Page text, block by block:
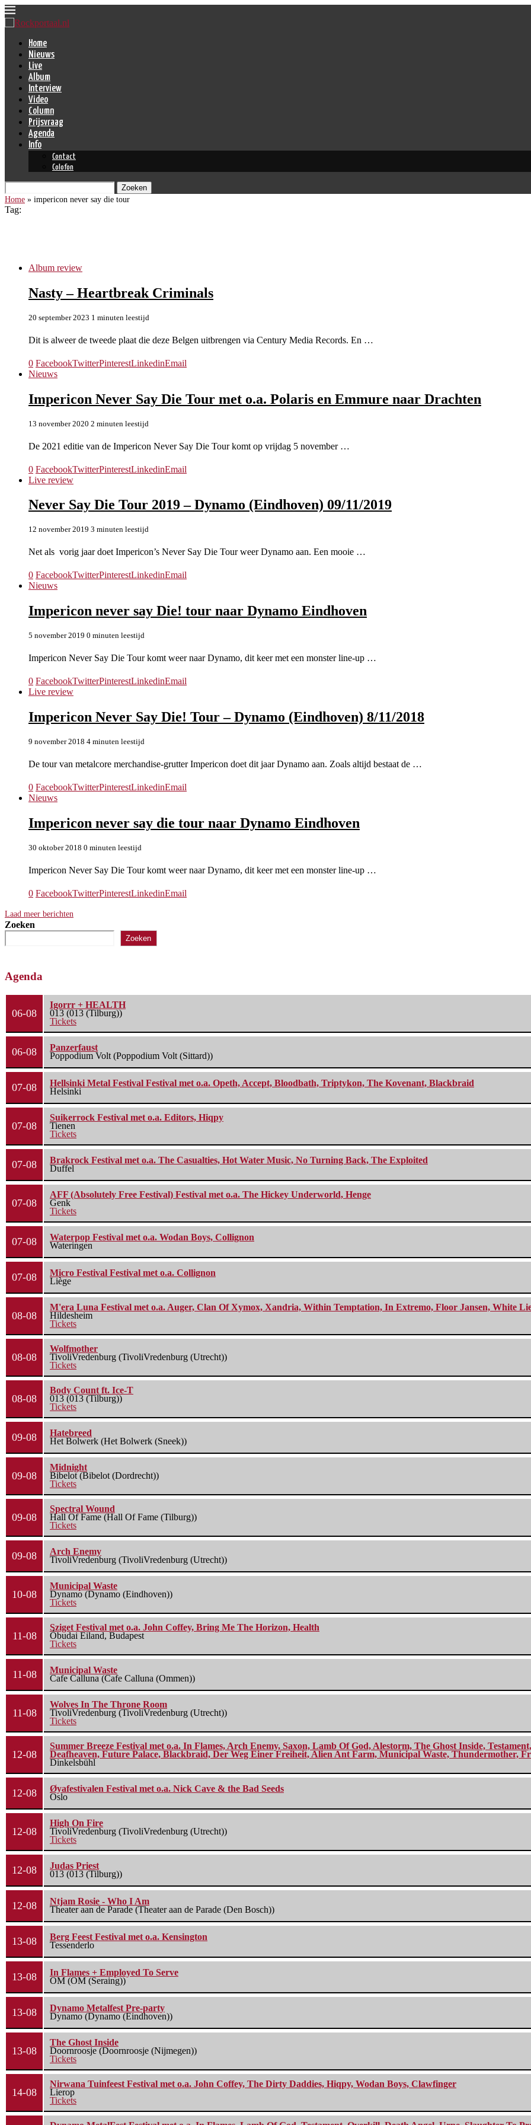
Home
Nieuws
Live
Album
Interview
Video
Column
Prijsvraag
Agenda
Info
Contact
Colofon
Zoeken
Home » impericon never say die tour
Tag:
Album review
Nasty – Heartbreak Criminals
20 september 2023 1 minuten leestijd
Dit is alweer de tweede plaat die deze Belgen uitbrengen via Century Media Records. En …
0 FacebookTwitterPinterestLinkedinEmail
Nieuws
Impericon Never Say Die Tour met o.a. Polaris en Emmure naar Drachten
13 november 2020 2 minuten leestijd
De 2021 editie van de Impericon Never Say Die Tour komt op vrijdag 5 november …
0 FacebookTwitterPinterestLinkedinEmail
Live review
Never Say Die Tour 2019 – Dynamo (Eindhoven) 09/11/2019
12 november 2019 3 minuten leestijd
Net als vorig jaar doet Impericon’s Never Say Die Tour weer Dynamo aan. Een mooie …
0 FacebookTwitterPinterestLinkedinEmail
Nieuws
Impericon never say Die! tour naar Dynamo Eindhoven
5 november 2019 0 minuten leestijd
Impericon Never Say Die Tour komt weer naar Dynamo, dit keer met een monster line-up …
0 FacebookTwitterPinterestLinkedinEmail
Live review
Impericon Never Say Die! Tour – Dynamo (Eindhoven) 8/11/2018
9 november 2018 4 minuten leestijd
De tour van metalcore merchandise-grutter Impericon doet dit jaar Dynamo aan. Zoals altijd bestaat de …
0 FacebookTwitterPinterestLinkedinEmail
Nieuws
Impericon never say die tour naar Dynamo Eindhoven
30 oktober 2018 0 minuten leestijd
Impericon Never Say Die Tour komt weer naar Dynamo, dit keer met een monster line-up …
0 FacebookTwitterPinterestLinkedinEmail
Laad meer berichten
Zoeken
Zoeken
Agenda
06-08
Igorrr + HEALTH
013 (013 (Tilburg))
Tickets
06-08
Panzerfaust
Poppodium Volt (Poppodium Volt (Sittard))
07-08
Hellsinki Metal Festival Festival met o.a. Opeth, Accept, Bloodbath, Triptykon, The Kovenant, Blackbraid
Helsinki
07-08
Suikerrock Festival met o.a. Editors, Hiqpy
Tienen
Tickets
07-08
Brakrock Festival met o.a. The Casualties, Hot Water Music, No Turning Back, The Exploited
Duffel
07-08
AFF (Absolutely Free Festival) Festival met o.a. The Hickey Underworld, Henge
Genk
Tickets
07-08
Waterpop Festival met o.a. Wodan Boys, Collignon
Wateringen
07-08
Micro Festival Festival met o.a. Collignon
Liège
08-08
M'era Luna Festival met o.a. Auger, Clan Of Xymox, Xandria, Within Temptation, In Extremo, Floor Jansen, White
Hildesheim
Tickets
08-08
Wolfmother
TivoliVredenburg (TivoliVredenburg (Utrecht))
Tickets
08-08
Body Count ft. Ice-T
013 (013 (Tilburg))
Tickets
09-08
Hatebreed
Het Bolwerk (Het Bolwerk (Sneek))
09-08
Midnight
Bibelot (Bibelot (Dordrecht))
Tickets
09-08
Spectral Wound
Hall Of Fame (Hall Of Fame (Tilburg))
Tickets
09-08
Arch Enemy
TivoliVredenburg (TivoliVredenburg (Utrecht))
10-08
Municipal Waste
Dynamo (Dynamo (Eindhoven))
Tickets
11-08
Sziget Festival met o.a. John Coffey, Bring Me The Horizon, Health
Óbudai Eiland, Budapest
Tickets
11-08
Municipal Waste
Cafe Calluna (Cafe Calluna (Ommen))
11-08
Wolves In The Throne Room
TivoliVredenburg (TivoliVredenburg (Utrecht))
Tickets
12-08
Summer Breeze Festival met o.a. In Flames, Arch Enemy, Saxon, Lamb Of God, Alestorm, The Ghost Inside,
Deafheaven, Future Palace, Blackbraid, Der Weg Einer Freiheit, Alien Ant Farm, Municipal Waste, Thundermother,
Dinkelsbühl
12-08
Øyafestivalen Festival met o.a. Nick Cave & the Bad Seeds
Oslo
12-08
High On Fire
TivoliVredenburg (TivoliVredenburg (Utrecht))
Tickets
12-08
Judas Priest
013 (013 (Tilburg))
12-08
Ntjam Rosie - Who I Am
Theater aan de Parade (Theater aan de Parade (Den Bosch))
13-08
Berg Feest Festival met o.a. Kensington
Tessenderlo
13-08
In Flames + Employed To Serve
OM (OM (Seraing))
13-08
Dynamo Metalfest Pre-party
Dynamo (Dynamo (Eindhoven))
13-08
The Ghost Inside
Doornroosje (Doornroosje (Nijmegen))
Tickets
14-08
Nirwana Tuinfeest Festival met o.a. John Coffey, The Dirty Daddies, Hiqpy, Wodan Boys, Clawfinger
Lierop
Tickets